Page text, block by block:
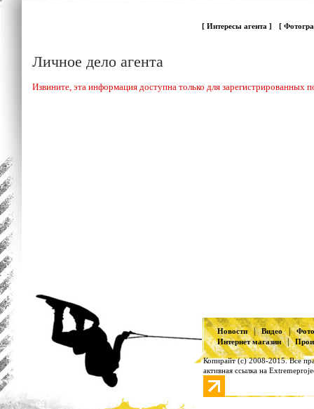
[ Интересы агента ] [
Личное дело агента
Извините, эта информация доступна только для зарегистрированных
Новости|Видео|
Интернет магазин|
Копирайт (с) 2008-2015. Все
активная ссылка на